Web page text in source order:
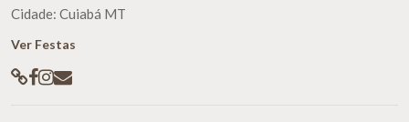
Cidade: Cuiabá MT
Ver Festas